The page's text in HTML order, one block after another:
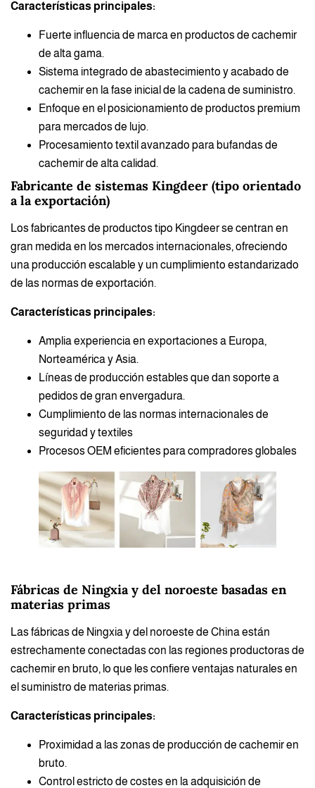
Características principales:
Fuerte influencia de marca en productos de cachemir
de alta gama.
Sistema integrado de abastecimiento y acabado de
cachemir en la fase inicial de la cadena de suministro.
Enfoque en el posicionamiento de productos premium
para mercados de lujo.
Procesamiento textil avanzado para bufandas de
cachemir de alta calidad.
Fabricante de sistemas Kingdeer (tipo orientado
a la exportación)
Los fabricantes de productos tipo Kingdeer se centran en
gran medida en los mercados internacionales, ofreciendo
una producción escalable y un cumplimiento estandarizado
de las normas de exportación.
Características principales:
Amplia experiencia en exportaciones a Europa,
Norteamérica y Asia.
Líneas de producción estables que dan soporte a
pedidos de gran envergadura.
Cumplimiento de las normas internacionales de
seguridad y textiles
Procesos OEM eficientes para compradores globales
Fábricas de Ningxia y del noroeste basadas en
materias primas
Las fábricas de Ningxia y del noroeste de China están
estrechamente conectadas con las regiones productoras de
cachemir en bruto, lo que les confiere ventajas naturales en
el suministro de materias primas.
Características principales:
Proximidad a las zonas de producción de cachemir en
bruto.
Control estricto de costes en la adquisición de